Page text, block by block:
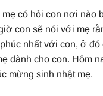
có hỏi con nơi nào
con sẽ nói với mẹ
nhất với con, ở đó
dành cho con. Hôm
mừng sinh nhật mẹ.